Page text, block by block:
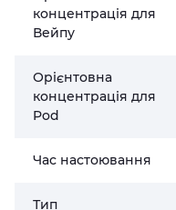
концентрація для
Вейпу
Орієнтовна
концентрація для
Pod
Час настоювання
Тип